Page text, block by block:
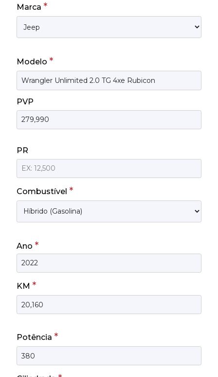
Marca *
Modelo *
PVP
PR
Combustível *
Ano *
KM *
Potência *